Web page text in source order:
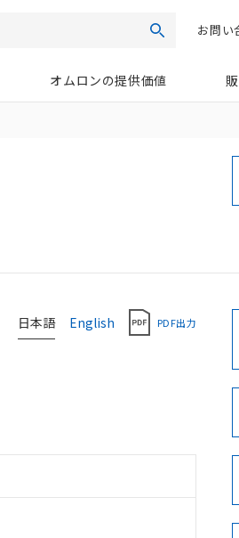
検索お問い
オムロンの提供価値
日本語 English PDF出力